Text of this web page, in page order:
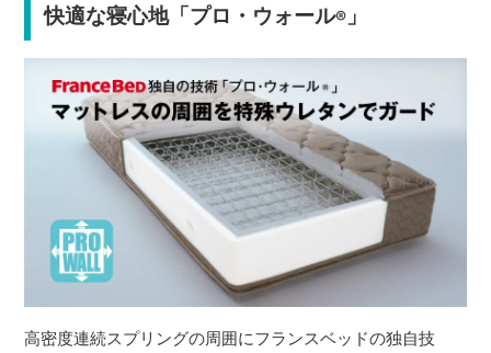
快適な寝心地「プロ・ウォール®」
高密度連続スプリングの周囲にフランスベッドの独自技